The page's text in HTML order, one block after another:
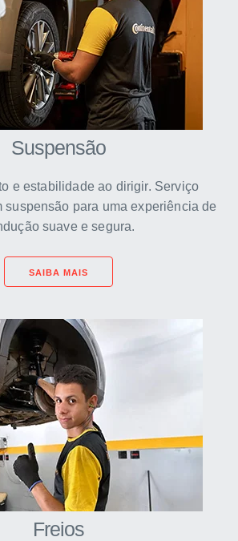
Suspensão
e estabilidade ao dirigir. Serviço
suspensão para uma experiência de
suave e segura.
SAIBA MAIS
Freios